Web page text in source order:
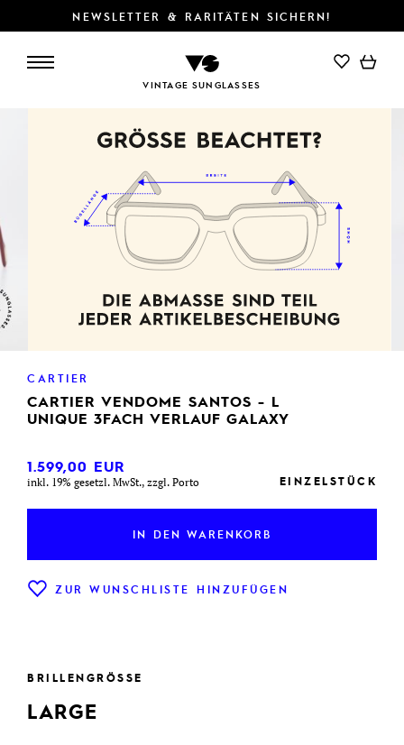
NEWSLETTER & RARITÄTEN SICHERN!
VINTAGE SUNGLASSES
IN DEN WARENKORB
CARTIER
CARTIER VENDOME SANTOS - L
UNIQUE 3FACH VERLAUF GALAXY
1.599,00 EUR
inkl. 19% gesetzl. MwSt., zzgl. Porto EINZELSTÜCK
IN DEN WARENKORB
ZUR WUNSCHLISTE HINZUFÜGEN
BRILLENGRÖSSE
LARGE